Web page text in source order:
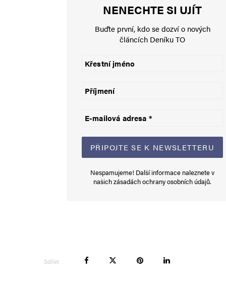
Uložit do prohlížeče jméno, e-mail a webovou stránku pro
Informujte mě o nových komentářích e-mailem.
Informujte mě o nových příspěvcích e-mailem.
Alternative:
NENECHTE SI UJÍT
Buďte první, kdo se dozví o nových
článcích Deníku TO
Nespamujeme! Další informace naleznete v
našichzásadách ochrany osobních údajů.
Sdílet